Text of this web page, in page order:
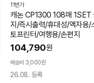
11번가
캐논 CP1300 108매 1SET
지/즉시출력/휴대성/액자용/
토프린터/여행용/손편지
104,790원
배송비 3,000원
26.08. 등록